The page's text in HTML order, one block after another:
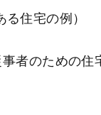
る住宅の例）
者のための住